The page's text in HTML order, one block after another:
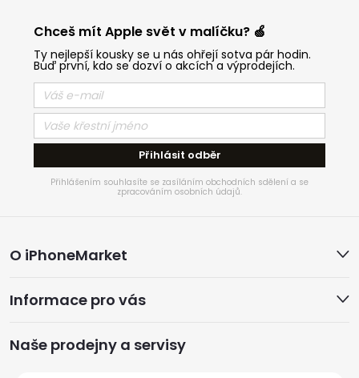
Chceš mít Apple svět v malíčku? 🍏
Ty nejlepší kousky se u nás ohřejí sotva pár hodin.
Buď první, kdo se dozví o akcích a výprodejích.
Přihlásit odběr
Přihlášením souhlasíte se zasíláním obchodních sdělení a se
zpracováním osobních údajů.
á
p
a
O iPhoneMarket
Informace pro vás
Naše prodejny a servisy